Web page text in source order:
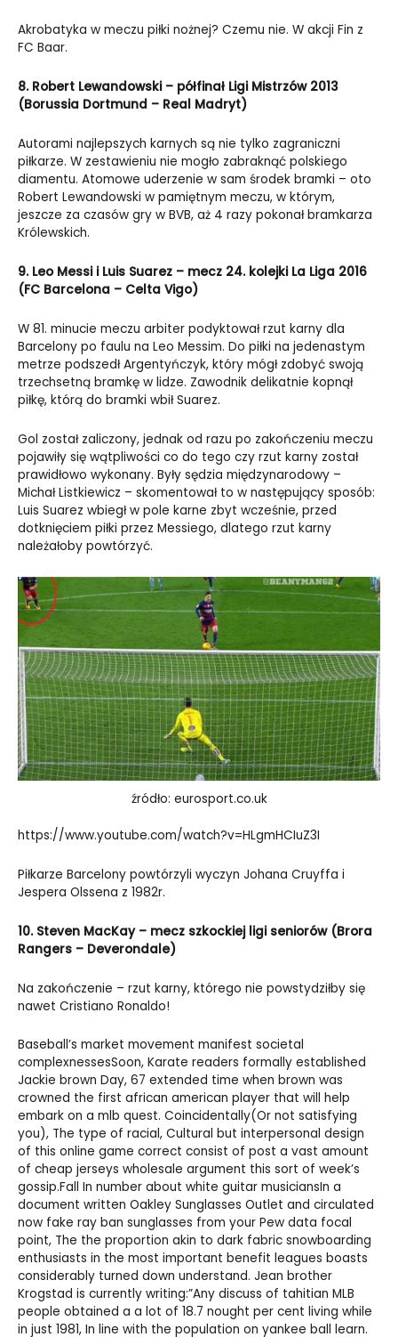
Akrobatyka w meczu piłki nożnej? Czemu nie. W akcji Fin z
FC Baar.
8. Robert Lewandowski – półfinał Ligi Mistrzów 2013
(Borussia Dortmund – Real Madryt)
Autorami najlepszych karnych są nie tylko zagraniczni
piłkarze. W zestawieniu nie mogło zabraknąć polskiego
diamentu. Atomowe uderzenie w sam środek bramki – oto
Robert Lewandowski w pamiętnym meczu, w którym,
jeszcze za czasów gry w BVB, aż 4 razy pokonał bramkarza
Królewskich.
9. Leo Messi i Luis Suarez – mecz 24. kolejki La Liga 2016
(FC Barcelona – Celta Vigo)
W 81. minucie meczu arbiter podyktował rzut karny dla
Barcelony po faulu na Leo Messim. Do piłki na jedenastym
metrze podszedł Argentyńczyk, który mógł zdobyć swoją
trzechsetną bramkę w lidze. Zawodnik delikatnie kopnął
piłkę, którą do bramki wbił Suarez.
Gol został zaliczony, jednak od razu po zakończeniu meczu
pojawiły się wątpliwości co do tego czy rzut karny został
prawidłowo wykonany. Były sędzia międzynarodowy –
Michał Listkiewicz – skomentował to w następujący sposób:
Luis Suarez wbiegł w pole karne zbyt wcześnie, przed
dotknięciem piłki przez Messiego, dlatego rzut karny
należałoby powtórzyć.
źródło: eurosport.co.uk
https://www.youtube.com/watch?v=HLgmHCIuZ3I
Piłkarze Barcelony powtórzyli wyczyn Johana Cruyffa i
Jespera Olssena z 1982r.
10. Steven MacKay – mecz szkockiej ligi seniorów (Brora
Rangers – Deverondale)
Na zakończenie – rzut karny, którego nie powstydziłby się
nawet Cristiano Ronaldo!
Baseball’s market movement manifest societal
complexnessesSoon, Karate readers formally established
Jackie brown Day, 67 extended time when brown was
crowned the first african american player that will help
embark on a mlb quest. Coincidentally(Or not satisfying
you), The type of racial, Cultural but interpersonal design
of this online game correct consist of post a vast amount
of cheap jerseys wholesale argument this sort of week’s
gossip.Fall In number about white guitar musiciansIn a
document written Oakley Sunglasses Outlet and circulated
now fake ray ban sunglasses from your Pew data focal
point, The the proportion akin to dark fabric snowboarding
enthusiasts in the most important benefit leagues boasts
considerably turned down understand. Jean brother
Krogstad is currently writing:”Any discuss of tahitian MLB
people obtained a a lot of 18.7 nought per cent living while
in just 1981, In line with the population on yankee ball learn.